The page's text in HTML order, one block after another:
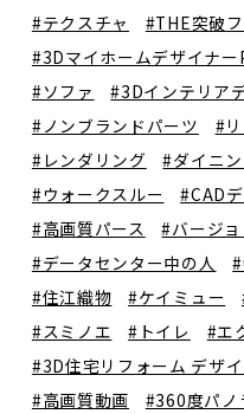
#テクスチャ
#THE突破
#3Dマイホームデザイナー
#ソファ
#3Dインテリア
#ノンブランドパーツ
#
#レンダリング
#ダイニ
#ウォークスルー
#CAD
#高画質パース
#バージ
#データセンター中の人
#住江織物
#ケイミュー
#スミノエ
#トイレ #エ
#3D住宅リフォーム デザ
#高画質動画
#360度パノ